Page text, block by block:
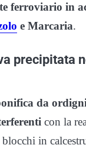
ferroviario in
e Marcaria.
precipitata
da
con la
in